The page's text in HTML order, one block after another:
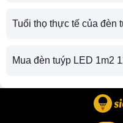
Tuổi thọ thực tế của đèn
Mua đèn tuýp LED 1m2